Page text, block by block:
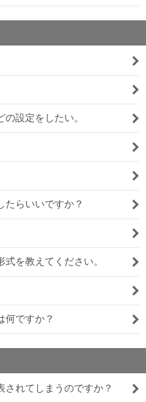
設定をしたい。
たらいいですか？
を教えてください。
何ですか？
されてしまうのですか？